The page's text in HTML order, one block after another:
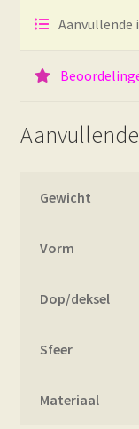
Gewicht
Vorm
Dop/deksel
Sfeer
Materiaal